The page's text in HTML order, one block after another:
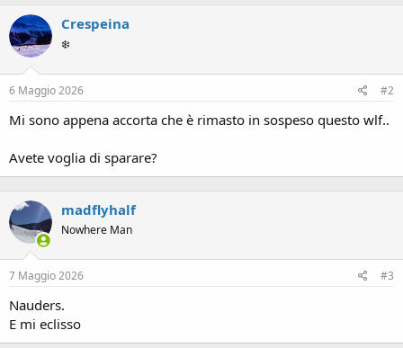
t
i
o
n
:
Crespeina
❄️
6 Maggio 2026 #2
Mi sono appena accorta che è rimasto in sospeso questo wlf..
Avete voglia di sparare?
madflyhalf
Nowhere Man
7 Maggio 2026 #3
Nauders.
E mi eclisso